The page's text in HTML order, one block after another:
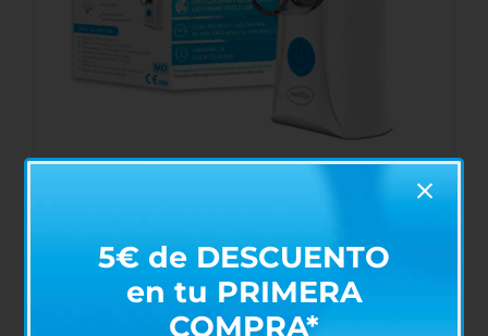
Nebulizador/Inhalador Portátil Fast Mesh
5€ de DESCUENTO
en tu PRIMERA
COMPRA*